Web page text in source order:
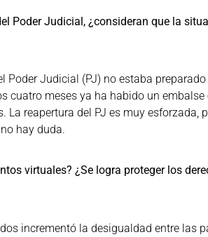
Poder Judicial, ¿consideran que la
Poder Judicial (PJ) no estaba
cuatro meses ya ha habido un embalse
reapertura del PJ es muy esforzada,
hay duda.
virtuales? ¿Se logra proteger los
incrementó la desigualdad entre las